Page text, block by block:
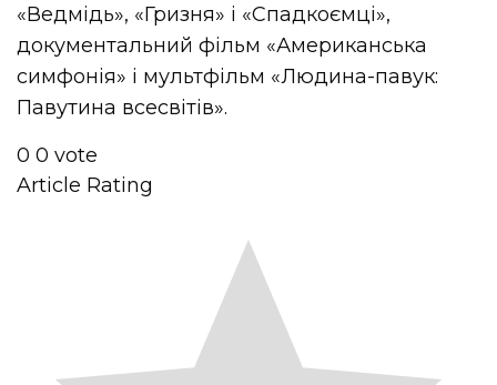
«Ведмідь», «Гризня» і «Спадкоємці»,
документальний фільм «Американська
симфонія» і мультфільм «Людина-павук:
Павутина всесвітів».
0 0 vote
Article Rating